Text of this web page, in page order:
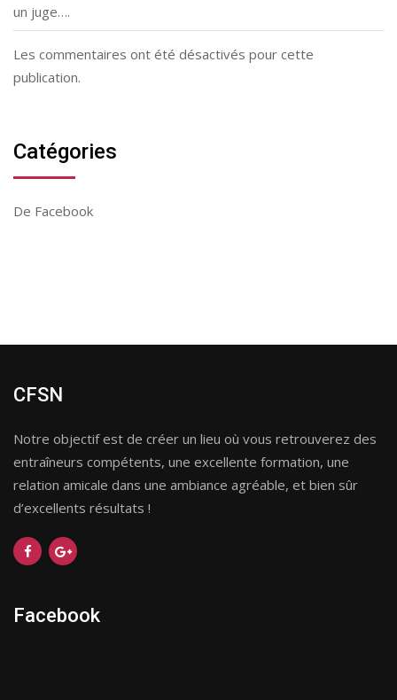
un juge….
Les commentaires ont été désactivés pour cette
publication.
Catégories
De Facebook
CFSN
Notre objectif est de créer un lieu où vous retrouverez des
entraîneurs compétents, une excellente formation, une
relation amicale dans une ambiance agréable, et bien sûr
d’excellents résultats !
Facebook